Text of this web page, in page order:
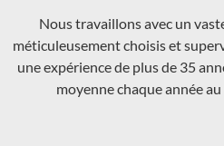
Nous travaillons avec un
méticuleusement choisis et
une expérience de plus de 35
moyenne chaque année